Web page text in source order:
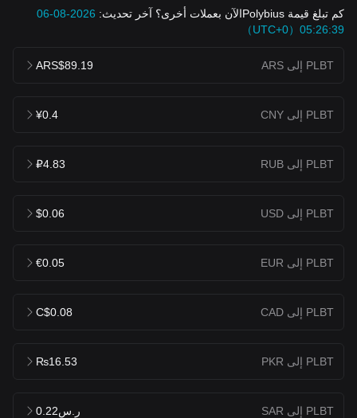
كم تبلغ قيمة Polybiusالآن بعملات أخرى؟ آخر تحديث:
2026-08-06
05:26:39（UTC+0）
PLBT إلى ARS ARS$89.19
PLBT إلى CNY ¥0.4
PLBT إلى RUB ₽4.83
PLBT إلى USD $0.06
PLBT إلى EUR €0.05
PLBT إلى CAD C$0.08
PLBT إلى PKR ₨16.53
PLBT إلى SAR ر.س0.22